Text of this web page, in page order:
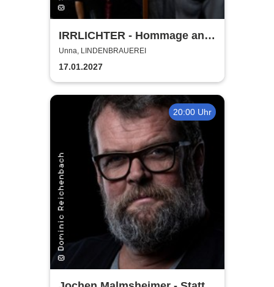
IRRLICHTER - Hommage an
Rio Reiser
Unna, LINDENBRAUEREI
17.01.2027
20:00 Uhr